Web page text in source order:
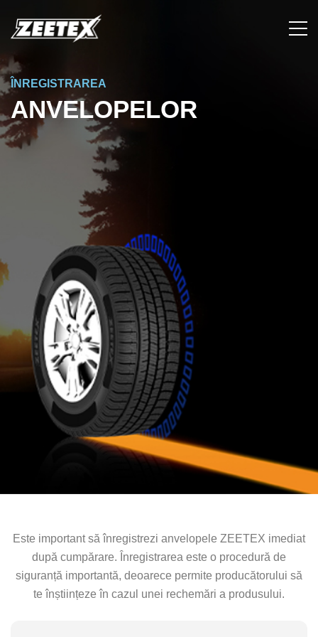
ÎNREGISTRAREA
ANVELOPELOR
Este important să înregistrezi anvelopele ZEETEX imediat
după cumpărare. Înregistrarea este o procedură de
siguranță importantă, deoarece permite producătorului să
te înștiințeze în cazul unei rechemări a produsului.